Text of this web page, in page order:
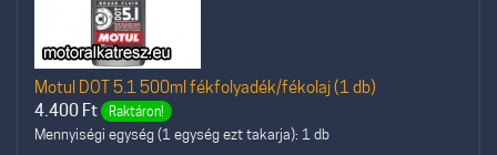
Motul DOT 5.1 500ml fékfolyadék/fékolaj (1 db)
4.400 Ft Raktáron!
Mennyiségi egység (1 egység ezt takarja): 1 db